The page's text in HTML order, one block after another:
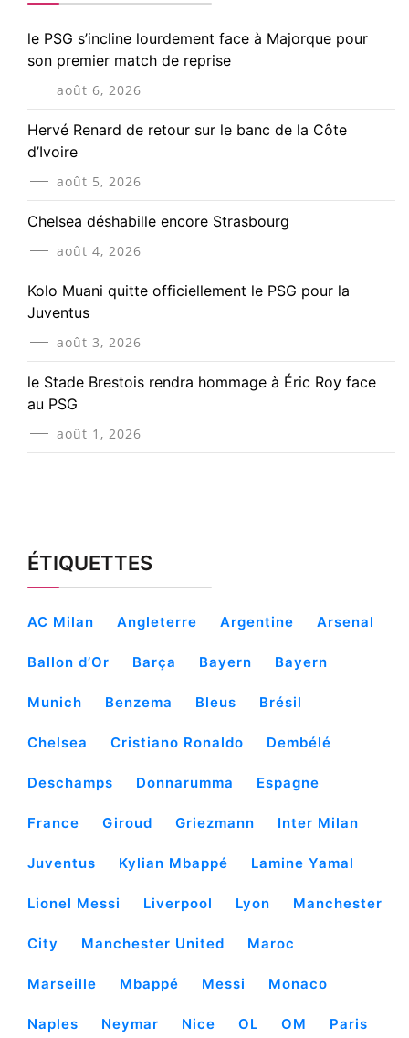
le PSG s’incline lourdement face à Majorque pour
son premier match de reprise
août 6, 2026
Hervé Renard de retour sur le banc de la Côte
d’Ivoire
août 5, 2026
Chelsea déshabille encore Strasbourg
août 4, 2026
Kolo Muani quitte officiellement le PSG pour la
Juventus
août 3, 2026
le Stade Brestois rendra hommage à Éric Roy face
au PSG
août 1, 2026
ÉTIQUETTES
AC Milan Angleterre Argentine Arsenal
Ballon d’Or Barça Bayern Bayern
Munich Benzema Bleus Brésil
Chelsea Cristiano Ronaldo Dembélé
Deschamps Donnarumma Espagne
France Giroud Griezmann Inter Milan
Juventus Kylian Mbappé Lamine Yamal
Lionel Messi Liverpool Lyon Manchester
City Manchester United Maroc
Marseille Mbappé Messi Monaco
Naples Neymar Nice OL OM Paris